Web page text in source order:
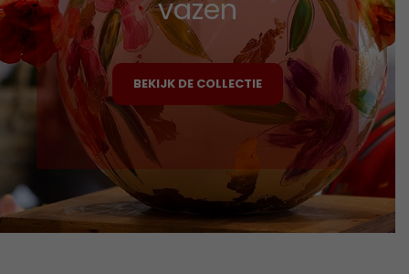
vazen
BEKIJK DE COLLECTIE